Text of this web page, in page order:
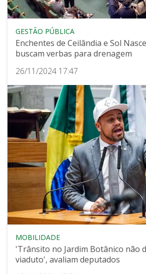
GESTÃO PÚBLICA
Enchentes de Ceilândia e Sol
buscam verbas para drenagem
26/11/2024 17:47
MOBILIDADE
'Trânsito no Jardim Botânico não
viaduto', avaliam deputados